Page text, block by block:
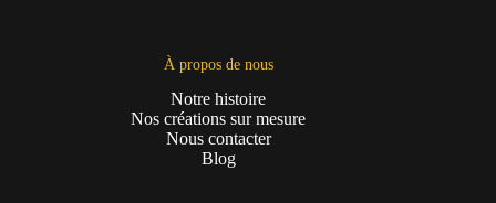
À propos de nous
Notre histoire
Nos créations sur mesure
Nous contacter
Blog